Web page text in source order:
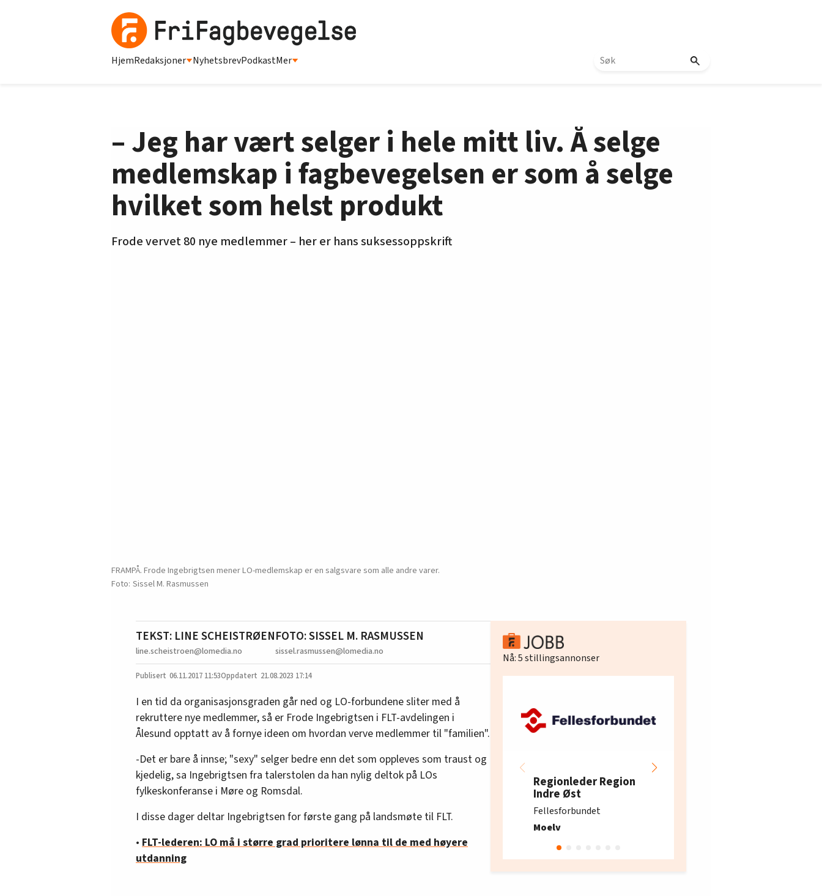
HjemRedaksjoner NyhetsbrevPodkastMer
– Jeg har vært selger i hele mitt liv. Å selge
medlemskap i fagbevegelsen er som å selge
hvilket som helst produkt
Frode vervet 80 nye medlemmer – her er hans suksessoppskrift
FRAMPÅ. Frode Ingebrigtsen mener LO-medlemskap er en salgsvare som alle andre varer.
Sissel M. Rasmussen
TEKST: LINE SCHEISTRØEN
line.scheistroen@lomedia.no
FOTO: SISSEL M. RASMUSSEN
sissel.rasmussen@lomedia.no
06.11.2017 11:53 21.08.2023 17:14
I en tid da organisasjonsgraden går ned og LO-forbundene sliter med å
rekruttere nye medlemmer, så er Frode Ingebrigtsen i FLT-avdelingen i
Ålesund opptatt av å fornye ideen om hvordan verve medlemmer til "familien".
-Det er bare å innse; "sexy" selger bedre enn det som oppleves som traust og
kjedelig, sa Ingebrigtsen fra talerstolen da han nylig deltok på LOs
fylkeskonferanse i Møre og Romsdal.
I disse dager deltar Ingebrigtsen for første gang på landsmøte til FLT.
• FLT-lederen: LO må i større grad prioritere lønna til de med høyere
utdanning
Nå:5stillingsannonser
Regionleder Region
Indre Øst
Fellesforbundet
Moelv